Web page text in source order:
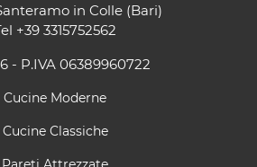
in Colle (Bari)
+39 3315752562
- P.IVA 06389960722
Cucine Moderne
Cucine Classiche